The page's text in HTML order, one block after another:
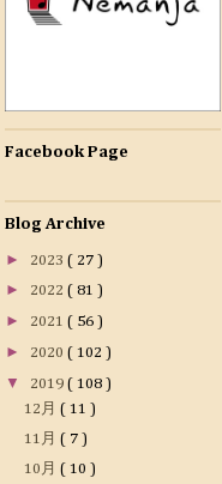
Facebook Page
Blog Archive
► 2023 ( 27 )
► 2022 ( 81 )
► 2021 ( 56 )
► 2020 ( 102 )
▼ 2019 ( 108 )
12月 ( 11 )
11月 ( 7 )
10月 ( 10 )